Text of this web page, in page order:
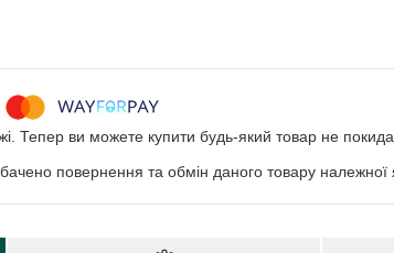
Тепер ви можете купити будь-який товар не
повернення та обмін даного товару належної